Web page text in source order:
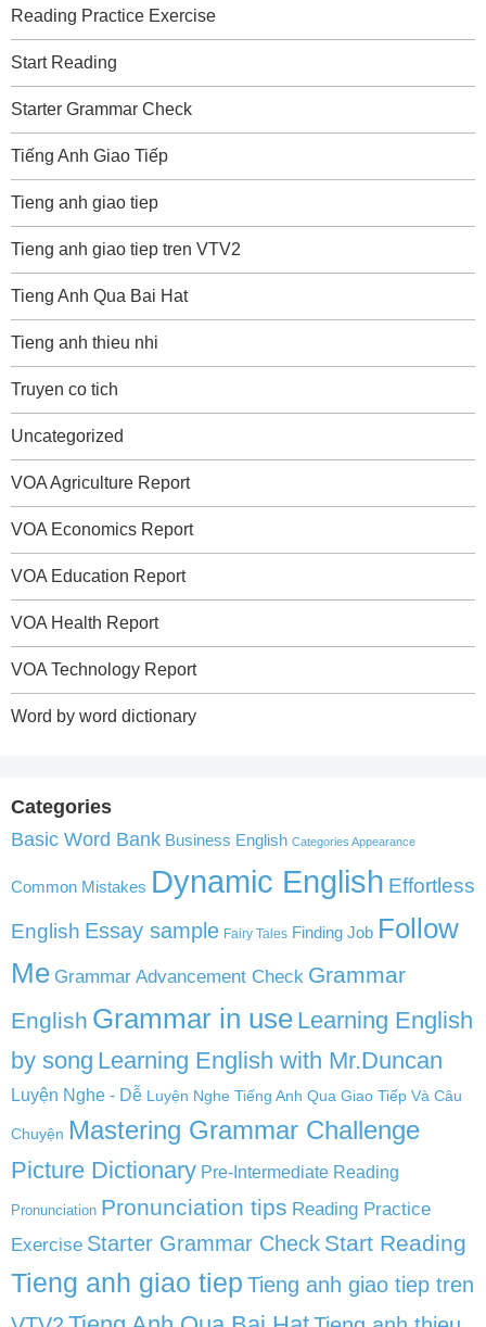
Reading Practice Exercise
Start Reading
Starter Grammar Check
Tiếng Anh Giao Tiếp
Tieng anh giao tiep
Tieng anh giao tiep tren VTV2
Tieng Anh Qua Bai Hat
Tieng anh thieu nhi
Truyen co tich
Uncategorized
VOA Agriculture Report
VOA Economics Report
VOA Education Report
VOA Health Report
VOA Technology Report
Word by word dictionary
Categories
Basic Word Bank Business English Categories Appearance
Common Mistakes Dynamic English Effortless
English Essay sample Fairy Tales Finding Job Follow
Me Grammar Advancement Check Grammar
English Grammar in use Learning English
by song Learning English with Mr.Duncan
Luyện Nghe - Dễ Luyện Nghe Tiếng Anh Qua Giao Tiếp Và Câu
Chuyện Mastering Grammar Challenge
Picture Dictionary Pre-Intermediate Reading
Pronunciation Pronunciation tips Reading Practice
Exercise Starter Grammar Check Start Reading
Tieng anh giao tiep Tieng anh giao tiep tren